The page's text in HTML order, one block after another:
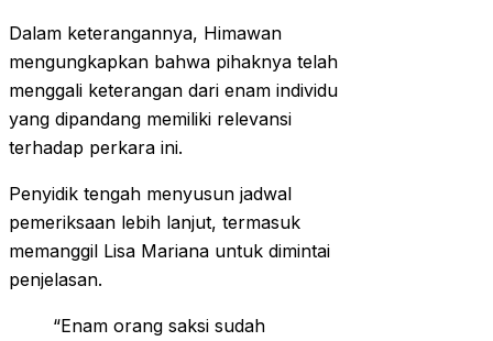
Dalam keterangannya, Himawan
mengungkapkan bahwa pihaknya telah
menggali keterangan dari enam individu
yang dipandang memiliki relevansi
terhadap perkara ini.
Penyidik tengah menyusun jadwal
pemeriksaan lebih lanjut, termasuk
memanggil Lisa Mariana untuk dimintai
penjelasan.
“Enam orang saksi sudah